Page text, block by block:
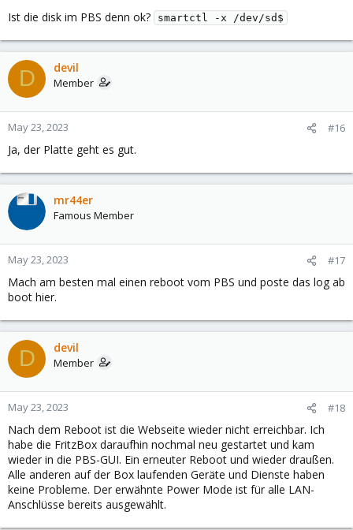
Ist die disk im PBS denn ok? smartctl -x /dev/sd$
D devil
Member
May 23, 2023 #16
Ja, der Platte geht es gut.
mr44er
Famous Member
May 23, 2023 #17
Mach am besten mal einen reboot vom PBS und poste das log ab
boot hier.
D devil
Member
May 23, 2023 #18
Nach dem Reboot ist die Webseite wieder nicht erreichbar. Ich
habe die FritzBox daraufhin nochmal neu gestartet und kam
wieder in die PBS-GUI. Ein erneuter Reboot und wieder draußen.
Alle anderen auf der Box laufenden Geräte und Dienste haben
keine Probleme. Der erwähnte Power Mode ist für alle LAN-
Anschlüsse bereits ausgewählt.